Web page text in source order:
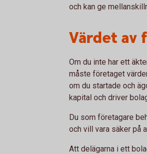
och kan ge
Värdet av
Om du inte har ett
måste företaget
om du startade och
kapital och driver
Du som företagare
och vill vara säker på
Att delägarna i ett